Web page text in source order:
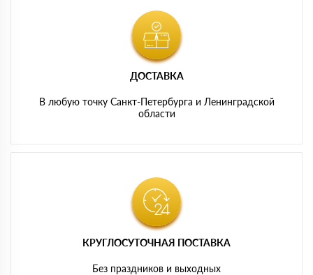
ДОСТАВКА
В любую точку Санкт-Петербурга и Ленинградской
области
КРУГЛОСУТОЧНАЯ ПОСТАВКА
Без праздников и выходных